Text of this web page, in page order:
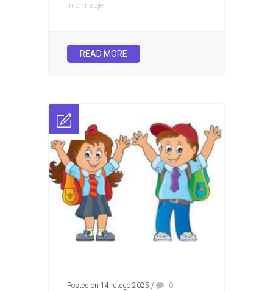
Informacje
READ MORE
Posted on 14 lutego 2025 /
0